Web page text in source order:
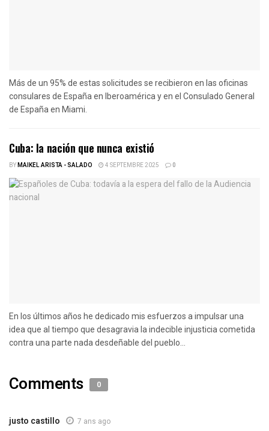
Más de un 95% de estas solicitudes se recibieron en las oficinas
consulares de España en Iberoamérica y en el Consulado General
de España en Miami.
Cuba: la nación que nunca existió
BYMAIKEL ARISTA - SALADO 4 SEPTEMBRE 2025 0
En los últimos años he dedicado mis esfuerzos a impulsar una
idea que al tiempo que desagravia la indecible injusticia cometida
contra una parte nada desdeñable del pueblo...
Comments 0
justo castillo 7 ans ago